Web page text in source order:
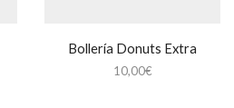
Bollería Donuts Extra
10,00€